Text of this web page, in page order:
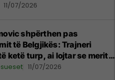
11/07/2026
shpërthen pas
të Belgjikës: Trajneri
ketë turp, ai lojtar se meritoi
11/07/2026